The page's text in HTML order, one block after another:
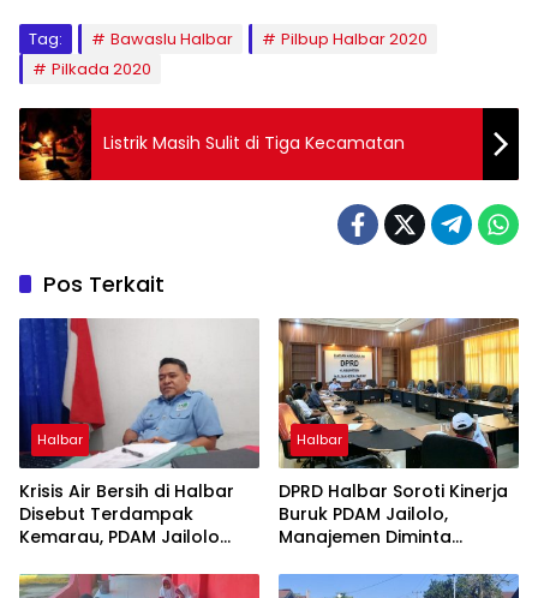
Tag: Bawaslu Halbar
Pilbup Halbar 2020
Pilkada 2020
Listrik Masih Sulit di Tiga Kecamatan
Pos Terkait
Halbar
Krisis Air Bersih di Halbar
Disebut Terdampak
Kemarau, PDAM Jailolo
Halbar
DPRD Halbar Soroti Kinerja
Buruk PDAM Jailolo,
Manajemen Diminta